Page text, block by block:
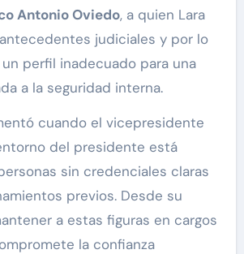
Antonio Oviedo, a quien Lara
judiciales y por lo
perfil inadecuado para una
a la seguridad interna.
cuando el vicepresidente
del presidente está
sin credenciales claras
previos. Desde su
a estas figuras en cargos
la confianza